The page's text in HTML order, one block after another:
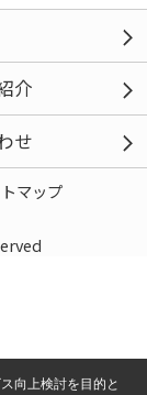
介
せ
マップ
向上検討を目的と